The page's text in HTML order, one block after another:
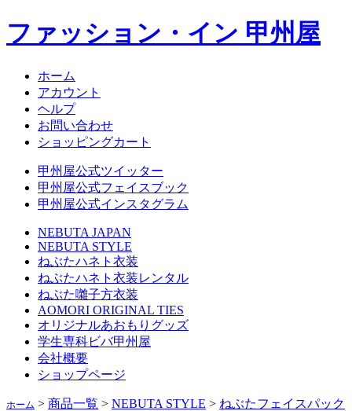
ファッション・イン 甲州屋
ホーム
アカウント
ヘルプ
お問い合わせ
ショッピングカート
甲州屋公式ツイッター
甲州屋公式フェイスブック
甲州屋公式インスタグラム
NEBUTA JAPAN
NEBUTA STYLE
ねぶたハネト衣装
ねぶたハネト衣装レンタル
ねぶた囃子方衣装
AOMORI ORIGINAL TIES
オリジナルあおもりグッズ
学生専科ビバ甲州屋
会社概要
ショップページ
ホーム > 商品一覧 > NEBUTA STYLE > ねぶたフェイスパック